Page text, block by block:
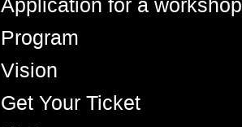
Application for a workshop
Program
Vision
Get Your Ticket